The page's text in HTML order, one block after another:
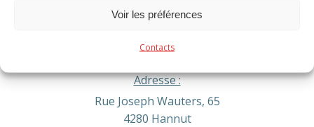
Voir les préférences
Contacts
Téléphone :
Urgence formez le 112
Administratif : 019/60.54.20
Adresse :
Rue Joseph Wauters, 65
4280 Hannut